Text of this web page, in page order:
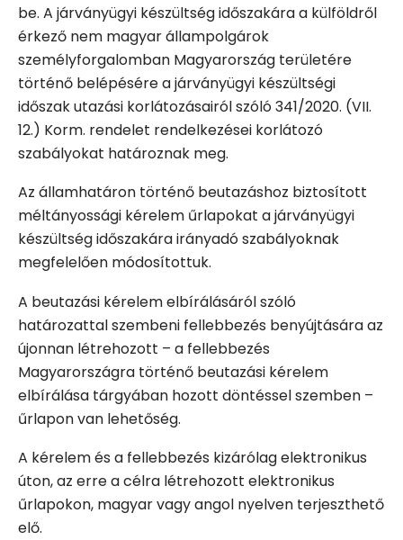
be. A járványügyi készültség időszakára a külföldről
érkező nem magyar állampolgárok
személyforgalomban Magyarország területére
történő belépésére a járványügyi készültségi
időszak utazási korlátozásairól szóló 341/2020. (VII.
12.) Korm. rendelet rendelkezései korlátozó
szabályokat határoznak meg.
Az államhatáron történő beutazáshoz biztosított
méltányossági kérelem űrlapokat a járványügyi
készültség időszakára irányadó szabályoknak
megfelelően módosítottuk.
A beutazási kérelem elbírálásáról szóló
határozattal szembeni fellebbezés benyújtására az
újonnan létrehozott – a fellebbezés
Magyarországra történő beutazási kérelem
elbírálása tárgyában hozott döntéssel szemben –
űrlapon van lehetőség.
A kérelem és a fellebbezés kizárólag elektronikus
úton, az erre a célra létrehozott elektronikus
űrlapokon, magyarvagyangol nyelven terjeszthető
elő.